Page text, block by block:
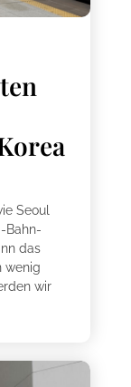
Seoul
Bahn-
das
wenig
wir